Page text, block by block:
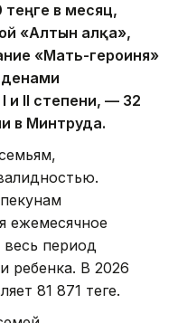
теңге в месяц,
«Алтын алқа»,
«Мать-героиня»
и II степени, — 32
в Минтруда.
ежемесячное
весь период
ребенка. В 2026
81 871 теңге.